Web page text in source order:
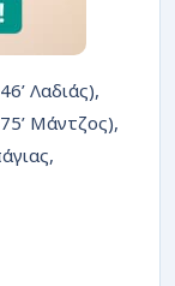
Λαδιάς),
Μάντζος),